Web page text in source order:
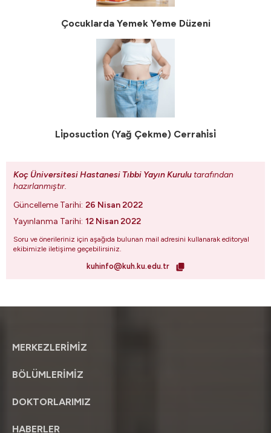
Çocuklarda Yemek Yeme Düzeni
Li̇posucti̇on (Yağ Çekme) Cerrahi̇si̇
Koç Üniversitesi Hastanesi Tıbbi Yayın Kurulu tarafından
hazırlanmıştır.
Güncelleme Tarihi: 26 Nisan 2022
Yayınlanma Tarihi: 12 Nisan 2022
Soru ve önerileriniz için aşağıda bulunan mail adresini kullanarak editoryal
ekibimizle iletişime geçebilirsiniz.
kuhinfo@kuh.ku.edu.tr
MERKEZLERİMİZ
BÖLÜMLERİMİZ
DOKTORLARIMIZ
HABERLER